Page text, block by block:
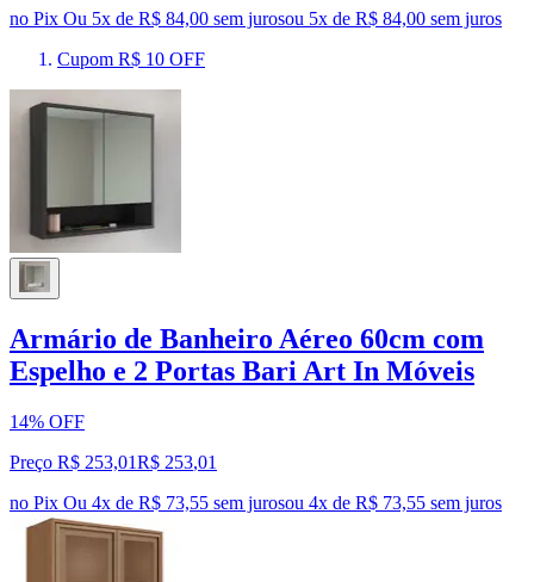
no Pix Ou 5x de R$ 84,00 sem jurosou 5x de R$ 84,00 sem juros
Cupom R$ 10 OFF
Armário de Banheiro Aéreo 60cm com
Espelho e 2 Portas Bari Art In Móveis
14% OFF
Preço R$ 253,01R$ 253,01
no Pix Ou 4x de R$ 73,55 sem jurosou 4x de R$ 73,55 sem juros